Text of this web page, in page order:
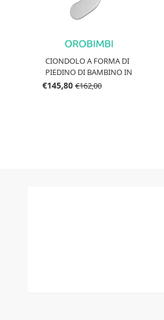
CIONDOLO A FORMA DI
PIEDINO DI BAMBINO IN
ORO BIANCO
€145,80 €162,00